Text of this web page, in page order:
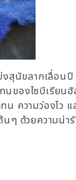
สุนัขลากเลื่อนปี
นของไซบีเรียน
ความว่องไว แ
ๆ ด้วยความน่า